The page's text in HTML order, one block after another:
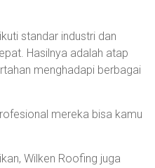
standar industri dan
Hasilnya adalah atap
menghadapi berbagai
mereka bisa kamu
Wilken Roofing juga